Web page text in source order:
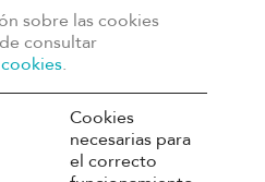
sobre las cookies
consultar
.
Cookies
necesarias para
el correcto